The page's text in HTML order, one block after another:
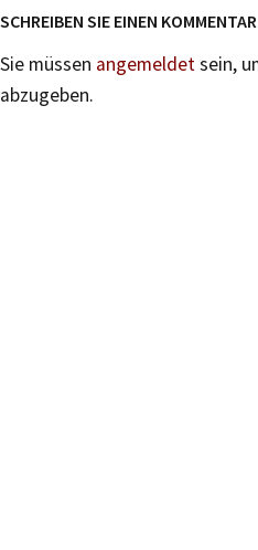
SCHREIBEN SIE EINEN KOMMENTAR
Sie müssen angemeldetsein,
abzugeben.